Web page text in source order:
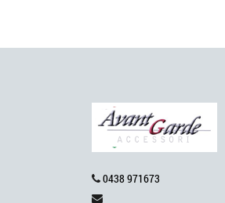
0438 971673